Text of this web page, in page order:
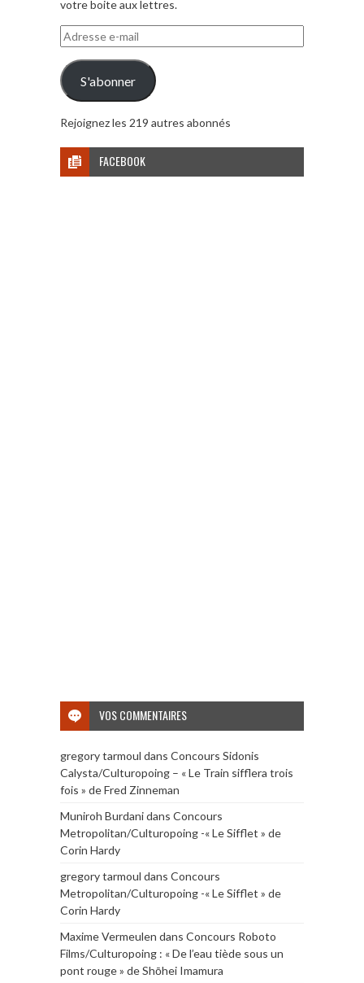
votre boite aux lettres.
Adresse
e-
mail
S'abonner
Rejoignez les 219 autres abonnés
FACEBOOK
VOS COMMENTAIRES
gregory tarmoul dans Concours Sidonis
Calysta/Culturopoing – « Le Train sifflera trois
fois » de Fred Zinneman
Muniroh Burdanidans Concours
Metropolitan/Culturopoing -« Le Sifflet » de
Corin Hardy
gregory tarmoul dans Concours
Metropolitan/Culturopoing -« Le Sifflet » de
Corin Hardy
Maxime Vermeulen dans Concours Roboto
Films/Culturopoing : « De l’eau tiède sous un
pont rouge » de Shōhei Imamura